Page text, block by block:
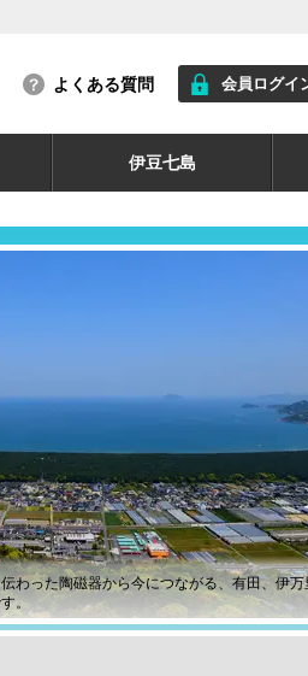
よくある質問 会員ログイ
伊豆七島
わった陶磁器から今につながる、有田、伊
。